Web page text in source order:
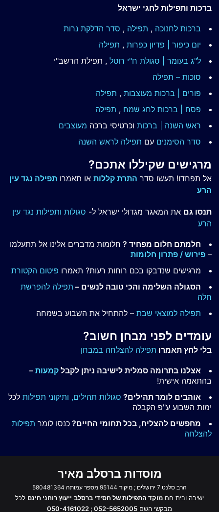
ברכות ותפילות לחגי ישראל
ברכות לחנוכה , תפילה , סדר הדלקת נרות
יום כיפור | פדיון כפרות , תפילה
ל"ג בעומר | סגולת ח"י רוטל , תפילת הרשב"י
סוכות – תפילה
פורים | ברכות מעוצבות , תפילה
פסח | ברכות לחג שמח , תפילה
ראש השנה | ברכות וכרטיסי ברכה מעוצבים
סדר הסימנים עם תפילה לראש השנה
מרגישים שקיללו אתכם?
אל תפחדו! תעשו סדר התרת קללות או תאמרו תפילה נגד עין
הרע
תנסו גם את המאגר מגדולי ישראל ל- סגולות ותפילות נגד עין
הרע
חלמתם חלום מפחיד ? חלומות מדברים אלינו אל תתעלמו
– פירוש / פתרון חלומות
מרגישים שנדבקו בכם רוחות רעות? תאמרו פיטום הקטורת
הסגולה השלימה והכי טובה לנשים – תפילה להפרשת
חלה
תפילה למוצאי שבת – להתחיל את השבוע בשמחה
עומדים לפני מבחן חשוב?
בלי לחץ תאמרו תפילה להצלחה במבחן
אצלנו בתרומה סמלית לישיבה ניתן לקבל קמעות –
בהתאמה אישית!
אוהבים לומר תהילים? סגולות תהילים, ותיקוני תפילות לכל
ימות השבוע ע"פ הקבלה
מחפשים להצליח, בכל תחומי החיים? כנסו לומר תפילות
להצלחה
מוסדות ברסלב מאיר
הרב סלנט 7 ירושלים ; מיקוד 95144 מספר עמותה 580481364
ישיבה ובית חם מוקד התפילות של חסידי ברסלב ייעוץ רוחני חינם לכל
מבקשי השם 052-5652005 ; 050-4161022